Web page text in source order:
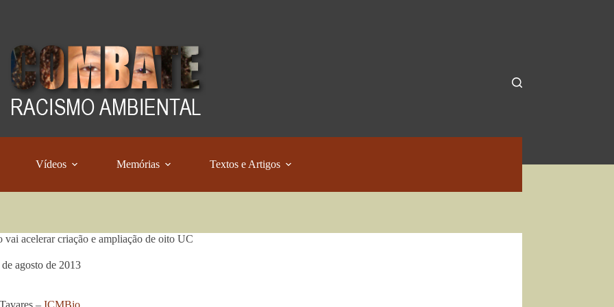
Vídeos Memórias Textos e Artigos
acelerar criação e ampliação de oito UC
agosto de 2013
– ICMBio